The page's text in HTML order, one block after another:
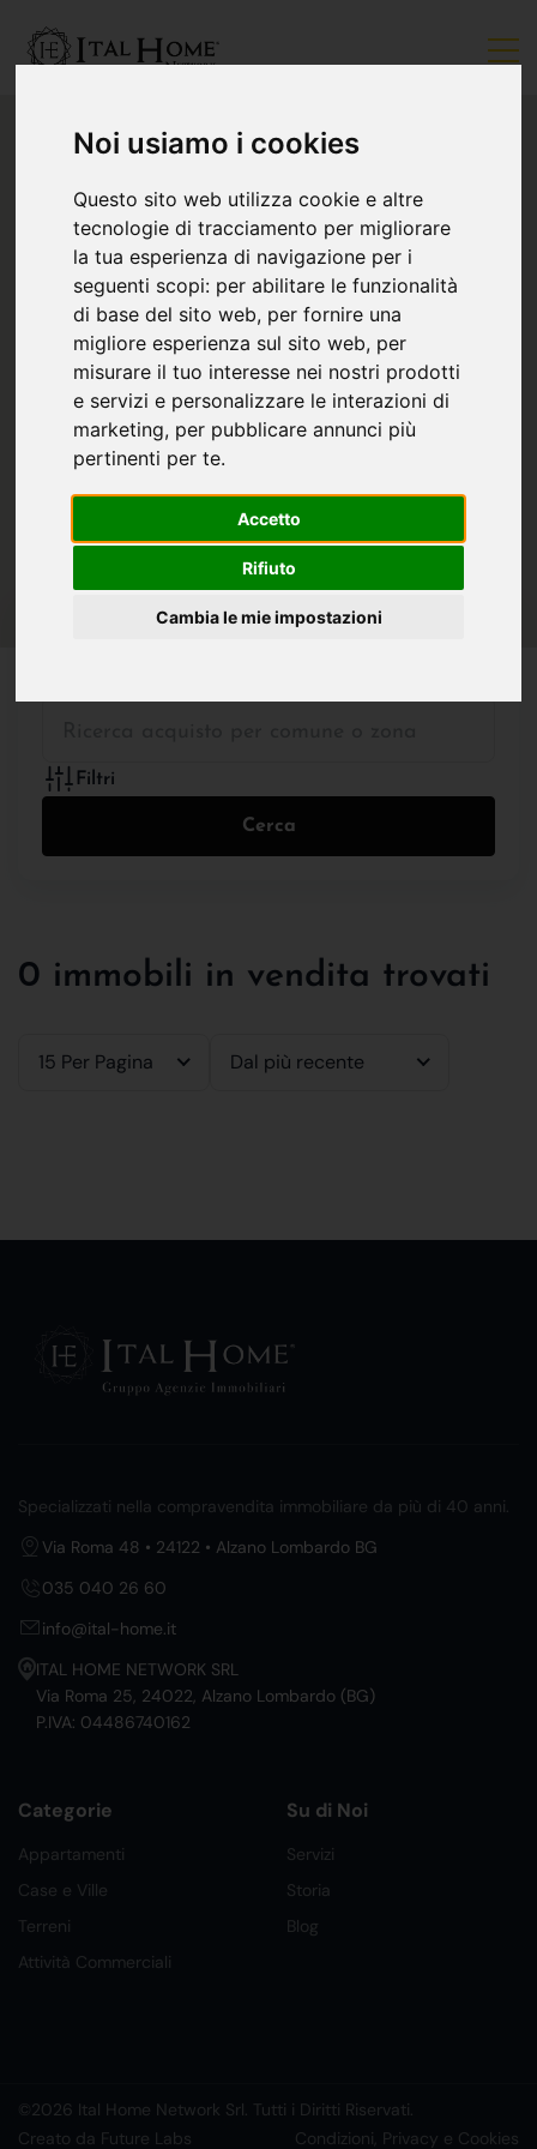
Noi usiamo i cookies
Questo sito web utilizza cookie e altre
tecnologie di tracciamento per migliorare
la tua esperienza di navigazione per i
seguenti scopi: per abilitare le funzionalità
di base del sito web, per fornire una
migliore esperienza sul sito web, per
misurare il tuo interesse nei nostri prodotti
e servizi e personalizzare le interazioni di
marketing, per pubblicare annunci più
pertinenti per te.
Accetto
Rifiuto
Cambia le mie impostazioni
Filtri
Cerca
0 immobili in vendita trovati
15 Per Pagina Dal più recente
Specializzati nella compravendita immobiliare da più di 40 anni.
Via Roma 48 • 24122 • Alzano Lombardo BG
035 040 26 60
info@ital-home.it
ITAL HOME NETWORK SRL
Via Roma 25, 24022, Alzano Lombardo (BG)
P.IVA: 04486740162
Categorie
Appartamenti
Case e Ville
Terreni
Attività Commerciali
Su di Noi
Servizi
Storia
Blog
©2026 Ital Home Network Srl. Tutti i Diritti Riservati.
Creato da Future Labs
Condizioni, Privacy e Cookies